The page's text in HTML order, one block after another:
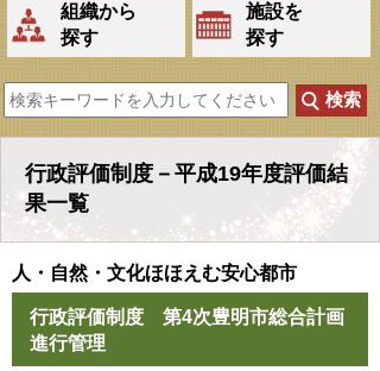
組織から
探す
施設を
探す
行政評価制度－平成19年度評価結
果一覧
人・自然・文化ほほえむ安心都市
行政評価制度 第4次豊明市総合計画
進行管理